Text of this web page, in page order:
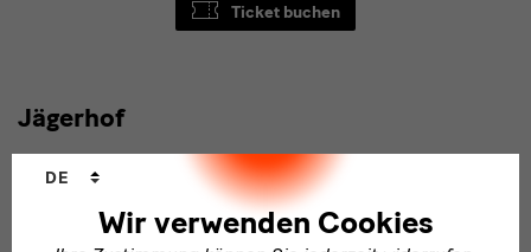
Ticket buchen
Jägerhof
Jägerhof
Museum für Sächsische Volkskunst
Öffnungszeiten
Wir verwenden Cookies
Sprachwechsler
DE